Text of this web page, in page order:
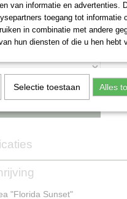
(inclusief btw 9%)
"Florida Sunset"
van informatie en advertenties.
toegang tot informatie
in combinatie met andere
hun diensten of die u hen hebt
Selectie toestaan Alles